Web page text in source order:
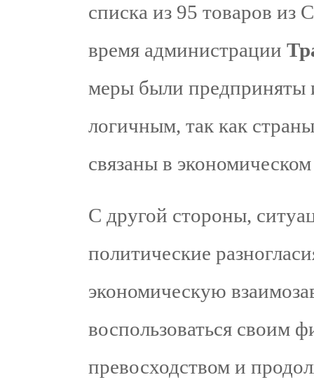
списка из 95 товаров
время администрации
меры были предприняты
логичным, так как
связаны в
С другой стороны,
политические
экономическую
воспользоваться своим
превосходством и